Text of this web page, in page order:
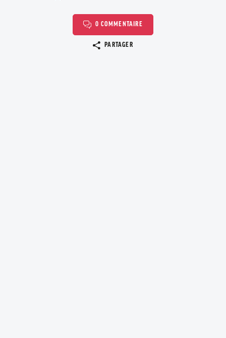
0 COMMENTAIRE
PARTAGER